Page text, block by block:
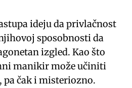
ideju da privlačnost
sposobnosti da
izgled. Kao što
manikir može učiniti
pa čak i misteriozno.